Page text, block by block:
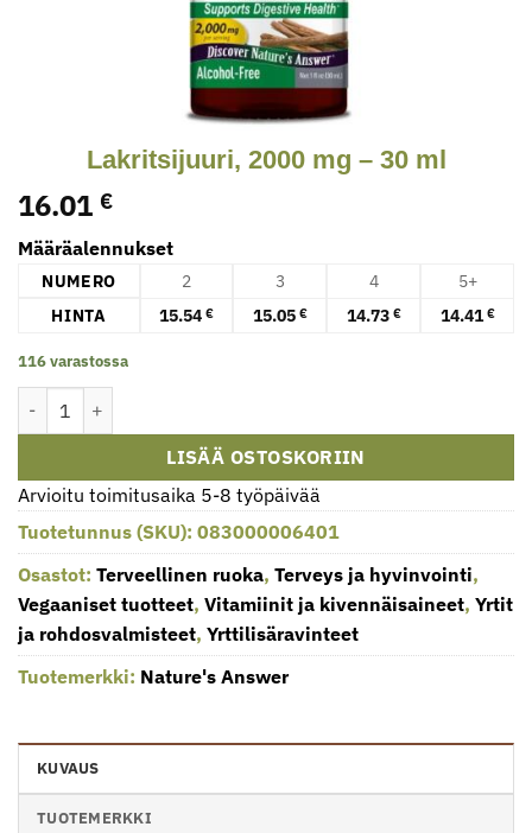
Lakritsijuuri, 2000 mg – 30 ml
16.01 €
Määräalennukset
NUMERO 2 3 4
5+
HINTA
15.54 € 15.05 € 14.73 € 14.41€
116 varastossa
Lakritsijuuri, 2000 mg - 30 ml määrä
LISÄÄ OSTOSKORIIN
Arvioitu toimitusaika 5-8 työpäivää
Tuotetunnus (SKU): 083000006401
Osastot: Terveellinen ruoka, Terveys ja hyvinvointi,
Vegaaniset tuotteet, Vitamiinit ja kivennäisaineet, Yrtit
ja rohdosvalmisteet, Yrttilisäravinteet
Tuotemerkki: Nature's Answer
KUVAUS
TUOTEMERKKI